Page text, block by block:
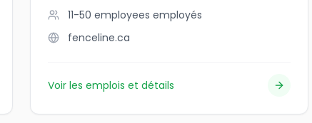
11-50 employees employés
fenceline.ca
Voir les emplois et détails